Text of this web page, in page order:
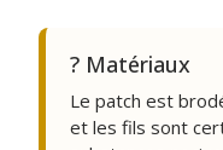
? Matériaux
Le patch est
et les fils sont